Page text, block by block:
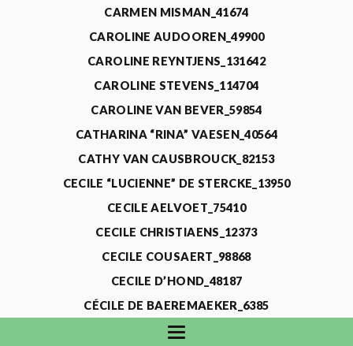
CARMEN MISMAN_41674
CAROLINE AUDOOREN_49900
CAROLINE REYNTJENS_131642
CAROLINE STEVENS_114704
CAROLINE VAN BEVER_59854
CATHARINA “RINA” VAESEN_40564
CATHY VAN CAUSBROUCK_82153
CECILE “LUCIENNE” DE STERCKE_13950
CECILE AELVOET_75410
CECILE CHRISTIAENS_12373
CECILE COUSAERT_98868
CECILE D’HOND_48187
CÉCILE DE BAEREMAEKER_6385
CECILE DE WAELE_4731